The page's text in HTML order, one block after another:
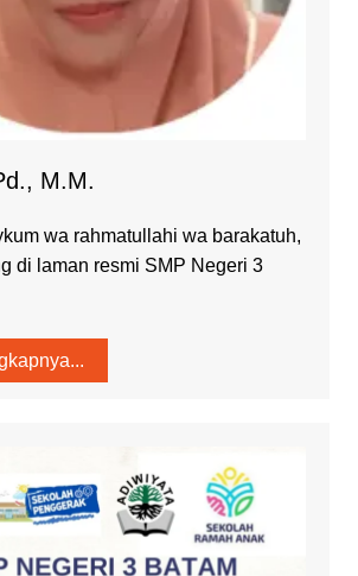
M.M.
wa rahmatullahi wa barakatuh,
di laman resmi SMP Negeri 3